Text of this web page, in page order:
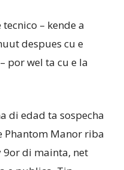
– kende a
despues cu e
por wel ta cu e la
di edad ta sospecha
Phantom Manor riba
9or di mainta, net